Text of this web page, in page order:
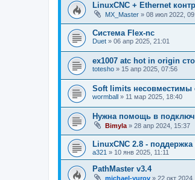
LinuxCNC + Ethernet
MX_Master » 08 июл 2022,
Система Flex-nc
Duet » 06 апр 2025, 21:01
ex1007 atc hot in origin
totesho » 15 апр 2025, 07:56
Soft limits несовместимы
wormball » 11 мар 2025, 18:40
Нужна помощь в
Bimyla » 28 апр 2024, 15:37
LinuxCNC 2.8 -
a321 » 10 янв 2025, 11:11
PathMaster v3.4
michael-yurov » 22 окт